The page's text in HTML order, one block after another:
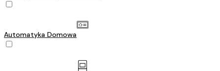
Automatyka Domowa